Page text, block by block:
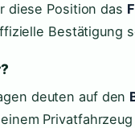
diese Position das
Bestätigung
deuten auf den